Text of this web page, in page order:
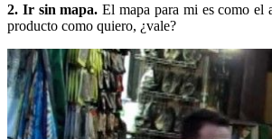
2. Ir sin mapa. El mapa para mi es como el
producto como quiero, ¿vale?